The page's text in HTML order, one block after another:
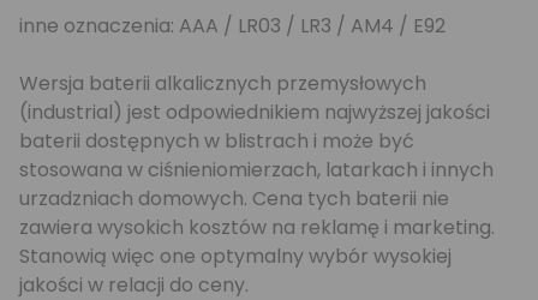
inne oznaczenia: AAA / LR03 / LR3 / AM4 / E92
Wersja baterii alkalicznych przemysłowych
(industrial) jest odpowiednikiem najwyższej jakości
baterii dostępnych w blistrach i może być
stosowana w ciśnieniomierzach, latarkach i innych
urzadzniach domowych. Cena tych baterii nie
zawiera wysokich kosztów na reklamę i marketing.
Stanowią więc one optymalny wybór wysokiej
jakości w relacji do ceny.